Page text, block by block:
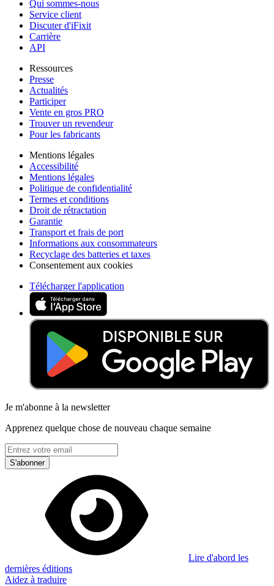
Qui sommes-nous
Service client
Discuter d'iFixit
Carrière
API
Ressources
Presse
Actualités
Participer
Vente en gros PRO
Trouver un revendeur
Pour les fabricants
Mentions légales
Accessibilité
Mentions légales
Politique de confidentialité
Termes et conditions
Droit de rétractation
Garantie
Transport et frais de port
Informations aux consommateurs
Recyclage des batteries et taxes
Consentement aux cookies
Télécharger l'application
Je m'abonne à la newsletter
Apprenez quelque chose de nouveau chaque semaine
S'abonner
Lire d'abord les
dernières éditions
Aidez à traduire